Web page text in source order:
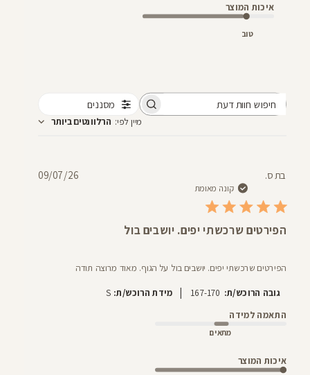
איכות המוצר
טוב
מסננים
מיין לפי: הרלוונטים ביותר
בת ס.
קונה מאומת
הפירטים שרכשתי יפים. יושבים בול
הפירטים שרכשתי יפים. יושבים בול על הגוף. מאוד מרוצה תודה
גובה הרוכש/ת: 167-170 מידת הרוכש/ת: S
התאמה למידה
מתאים
איכות המוצר
תאריך09/07/26